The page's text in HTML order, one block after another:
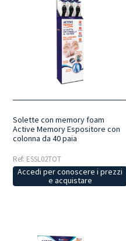
Solette con memory foam
Active Memory Espositore con
colonna da 40 paia
Ref: ESSL02TOT
Accedi per conoscere i prezzi
e acquistare